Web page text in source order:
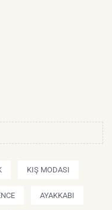
KIŞ MODASI
AYAKKABI